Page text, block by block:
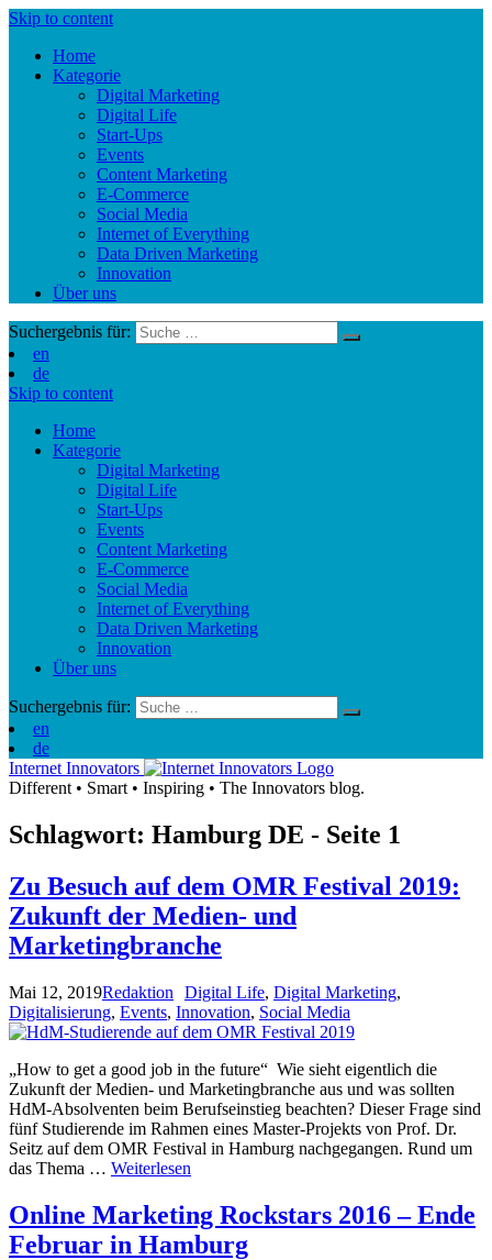
Skip to content
Home
Kategorie
Digital Marketing
Digital Life
Start-Ups
Events
Content Marketing
E-Commerce
Social Media
Internet of Everything
Data Driven Marketing
Innovation
Über uns
Suchergebnis für:
en
de
Skip to content
Home
Kategorie
Digital Marketing
Digital Life
Start-Ups
Events
Content Marketing
E-Commerce
Social Media
Internet of Everything
Data Driven Marketing
Innovation
Über uns
Suchergebnis für:
en
de
Internet Innovators
Different • Smart • Inspiring • The Innovators blog.
Schlagwort: Hamburg DE - Seite 1
Zu Besuch auf dem OMR Festival 2019:
Zukunft der Medien- und
Marketingbranche
Mai 12, 2019Redaktion Digital Life, Digital Marketing,
Digitalisierung, Events, Innovation, Social Media
„How to get a good job in the future“ Wie sieht eigentlich die
Zukunft der Medien- und Marketingbranche aus und was sollten
HdM-Absolventen beim Berufseinstieg beachten? Dieser Frage sind
fünf Studierende im Rahmen eines Master-Projekts von Prof. Dr.
Seitz auf dem OMR Festival in Hamburg nachgegangen. Rund um
das Thema … Weiterlesen
Online Marketing Rockstars 2016 – Ende
Februar in Hamburg